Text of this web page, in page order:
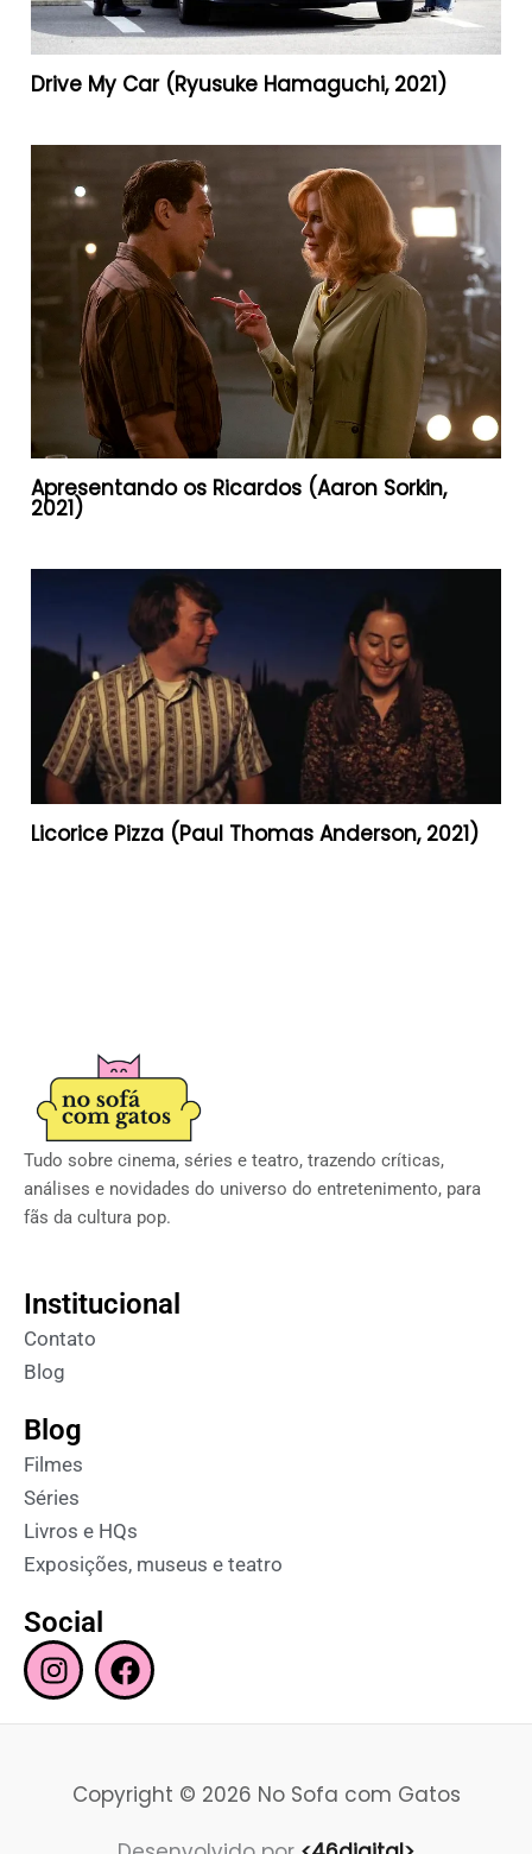
Drive My Car (Ryusuke Hamaguchi, 2021)
Apresentando os Ricardos (Aaron Sorkin,
2021)
Licorice Pizza (Paul Thomas Anderson, 2021)
Tudo sobre cinema, séries e teatro, trazendo críticas,
análises e novidades do universo do entretenimento, para
fãs da cultura pop.
Institucional
Contato
Blog
Blog
Filmes
Séries
Livros e HQs
Exposições, museus e teatro
Social
I
n
s
F
a
c
o
o
Copyright © 2026 No Sofa com Gatos